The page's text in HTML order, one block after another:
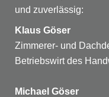
und zuverlässig:
Klaus Göser
Zimmerer- und
Betriebswirt des
Michael Göser